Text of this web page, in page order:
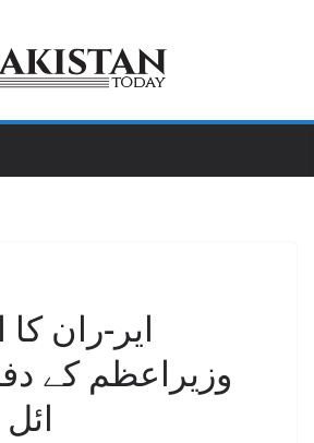
ایر-ران
وزیراعظم کے